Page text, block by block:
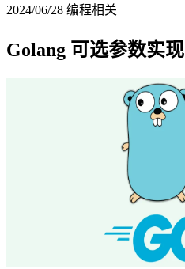
2024/06/28 编程相关
Golang 可选参数实现